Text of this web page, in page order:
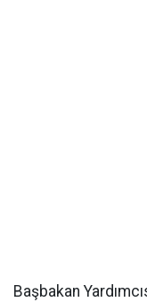
Başbakan